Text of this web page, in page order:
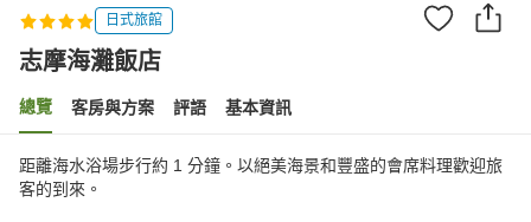
日式旅館
志摩海灘飯店
總覽 客房與方案 評語 基本資訊
距離海水浴場步行約 1 分鐘。以絕美海景和豐盛的會席料理歡迎旅
客的到來。